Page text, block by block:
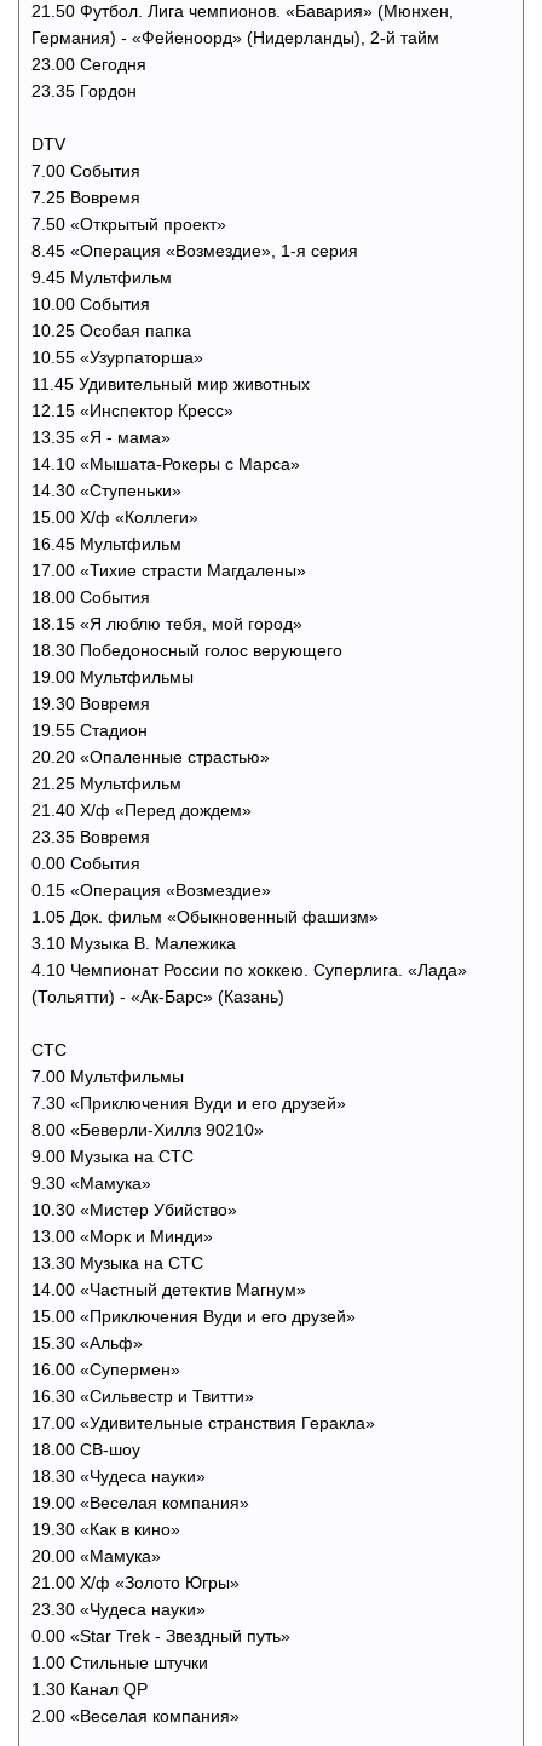
21.50 Футбол. Лига чемпионов. «Бавария» (Мюнхен,
Германия) - «Фейеноорд» (Нидерланды), 2-й тайм
23.00 Сегодня
23.35 Гордон
DTV
7.00 События
7.25 Вовремя
7.50 «Открытый проект»
8.45 «Операция «Возмездие», 1-я серия
9.45 Мультфильм
10.00 События
10.25 Особая папка
10.55 «Узурпаторша»
11.45 Удивительный мир животных
12.15 «Инспектор Кресс»
13.35 «Я - мама»
14.10 «Мышата-Рокеры с Марса»
14.30 «Ступеньки»
15.00 Х/ф «Коллеги»
16.45 Мультфильм
17.00 «Тихие страсти Магдалены»
18.00 События
18.15 «Я люблю тебя, мой город»
18.30 Победоносный голос верующего
19.00 Мультфильмы
19.30 Вовремя
19.55 Стадион
20.20 «Опаленные страстью»
21.25 Мультфильм
21.40 Х/ф «Перед дождем»
23.35 Вовремя
0.00 События
0.15 «Операция «Возмездие»
1.05 Док. фильм «Обыкновенный фашизм»
3.10 Музыка В. Малежика
4.10 Чемпионат России по хоккею. Суперлига. «Лада»
(Тольятти) - «Ак-Барс» (Казань)
СТС
7.00 Мультфильмы
7.30 «Приключения Вуди и его друзей»
8.00 «Беверли-Хиллз 90210»
9.00 Музыка на СТС
9.30 «Мамука»
10.30 «Мистер Убийство»
13.00 «Морк и Минди»
13.30 Музыка на СТС
14.00 «Частный детектив Магнум»
15.00 «Приключения Вуди и его друзей»
15.30 «Альф»
16.00 «Супермен»
16.30 «Сильвестр и Твитти»
17.00 «Удивительные странствия Геракла»
18.00 СВ-шоу
18.30 «Чудеса науки»
19.00 «Веселая компания»
19.30 «Как в кино»
20.00 «Мамука»
21.00 Х/ф «Золото Югры»
23.30 «Чудеса науки»
0.00 «Star Trek - Звездный путь»
1.00 Стильные штучки
1.30 Канал QP
2.00 «Веселая компания»